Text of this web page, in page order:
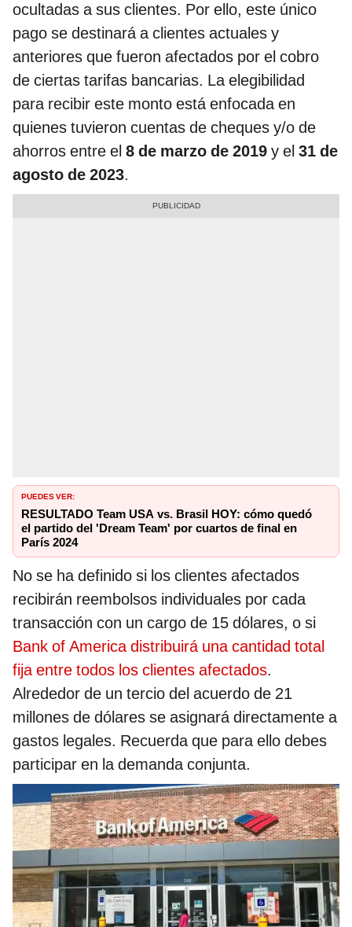
ocultadas a sus clientes. Por ello, este único
pago se destinará a clientes actuales y
anteriores que fueron afectados por el cobro
de ciertas tarifas bancarias. La elegibilidad
para recibir este monto está enfocada en
quienes tuvieron cuentas de cheques y/o de
ahorros entre el 8 de marzo de 2019 y el 31 de
agosto de 2023.
PUEDES VER:
RESULTADO Team USA vs. Brasil HOY: cómo quedó
el partido del 'Dream Team' por cuartos de final en
París 2024
No se ha definido si los clientes afectados
recibirán reembolsos individuales por cada
transacción con un cargo de 15 dólares, o si
Bank of America distribuirá una cantidad total
fija entre todos los clientes afectados.
Alrededor de un tercio del acuerdo de 21
millones de dólares se asignará directamente a
gastos legales. Recuerda que para ello debes
participar en la demanda conjunta.